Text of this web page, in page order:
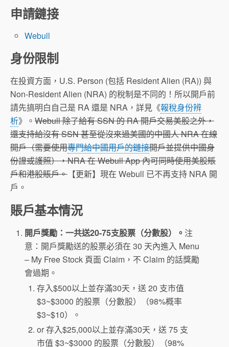
申請鏈接
Webull
身份限制
在投資方面，U.S. Person (包括 Resident Alien (RA)) 與
Non-Resident Alien (NRA) 的稅制是不同的！所以開戶前
請先搞明白自己是 RA 還是 NRA，詳見《報稅身份辨
析》。 Webull 除了給有 SSN 的 RA 開戶交易美股之外，
還支持給沒有 SSN 甚至從沒來過美國的中國人 NRA 在線
開戶（需要使用專門給中國用戶的鏈接開戶並提供中國身
份證或護照），NRA 在 Webull App 內可同時使用美股賬
戶和港股賬戶。 【更新】現在 Webull 已不再支持 NRA 開
戶。
賬戶基本情況
開戶獎勵：一共送20-75支股票（分數股）。 注
意：開戶獎勵送的股票必須在 30 天內進入 Menu
– My Free Stock 頁面 Claim，不 Claim 的話獎勵
會過期。
存入$500以上並存滿30天，送 20 支市值
$3~$3000 的股票（分數股）（98%概率
$3~$10）。
or 存入$25,000以上並存滿30天，送 75 支
市值 $3~$3000 的股票（分數股）（98%